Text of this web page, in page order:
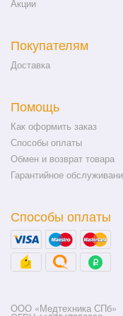
Акции
Покупателям
Доставка
Помощь
Как оформить заказ
Способы оплаты
Обмен и возврат товара
Гарантийное
Способы оплаты
ООО «Медтехника СПб»